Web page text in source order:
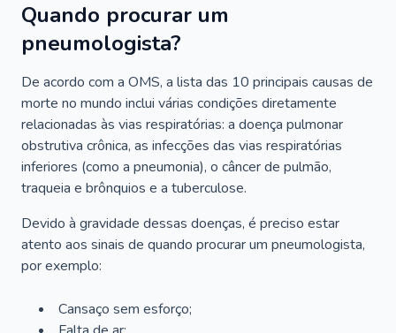
Quando procurar um
pneumologista?
De acordo com a OMS, a lista das 10 principais causas de
morte no mundo inclui várias condições diretamente
relacionadas às vias respiratórias: a doença pulmonar
obstrutiva crônica, as infecções das vias respiratórias
inferiores (como a pneumonia), o câncer de pulmão,
traqueia e brônquios e a tuberculose.
Devido à gravidade dessas doenças, é preciso estar
atento aos sinais de quando procurar um pneumologista,
por exemplo:
Cansaço sem esforço;